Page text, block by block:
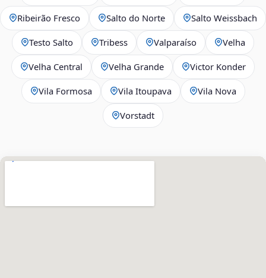
Ribeirão Fresco Salto do Norte Salto Weissbach
Testo Salto Tribess Valparaíso Velha
Velha Central Velha Grande Victor Konder
Vila Formosa Vila Itoupava Vila Nova
Vorstadt